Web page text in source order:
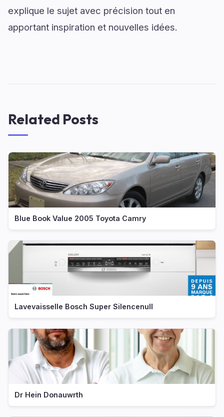
explique le sujet avec précision tout en
apportant inspiration et nouvelles idées.
Related Posts
Blue Book Value 2005 Toyota Camry
Lavevaisselle Bosch Super Silencenull
Dr Hein Donauwrth